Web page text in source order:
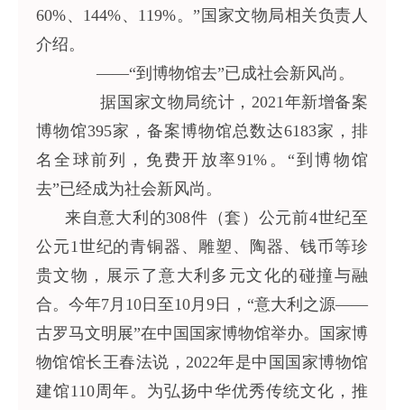
60%、144%、119%。”国家文物局相关负责人
介绍。
——“到博物馆去”已成社会新风尚。
据国家文物局统计，2021年新增备案
博物馆395家，备案博物馆总数达6183家，排
名全球前列，免费开放率91%。“到博物馆
去”已经成为社会新风尚。
来自意大利的308件（套）公元前4世纪至
公元1世纪的青铜器、雕塑、陶器、钱币等珍
贵文物，展示了意大利多元文化的碰撞与融
合。今年7月10日至10月9日，“意大利之源——
古罗马文明展”在中国国家博物馆举办。国家博
物馆馆长王春法说，2022年是中国国家博物馆
建馆110周年。为弘扬中华优秀传统文化，推